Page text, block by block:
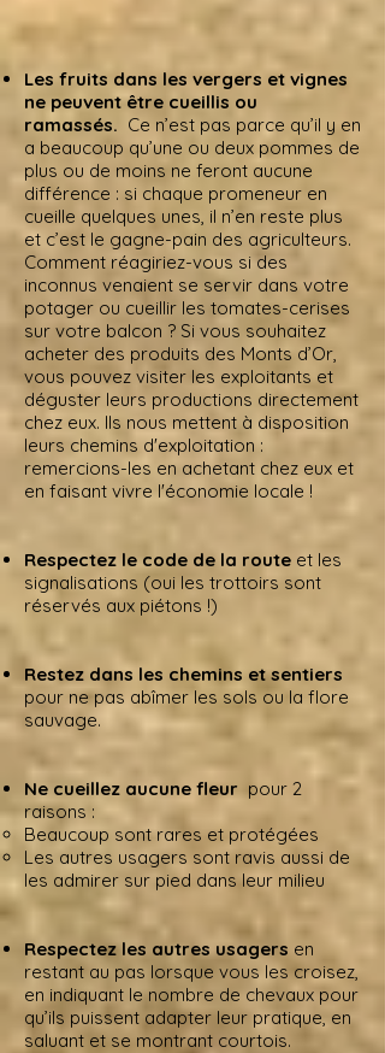
Les fruits dans les vergers et vignes
ne peuvent être cueillis ou
ramassés. Ce n’est pas parce qu’il y en
a beaucoup qu’une ou deux pommes de
plus ou de moins ne feront aucune
différence : si chaque promeneur en
cueille quelques unes, il n’en reste plus
et c’est le gagne-pain des agriculteurs.
Comment réagiriez-vous si des
inconnus venaient se servir dans votre
potager ou cueillir les tomates-cerises
sur votre balcon ? Si vous souhaitez
acheter des produits des Monts d’Or,
vous pouvez visiter les exploitants et
déguster leurs productions directement
chez eux. Ils nous mettent à disposition
leurs chemins d'exploitation :
remercions-les en achetant chez eux et
en faisant vivre l'économie locale !
Respectez le code de la route et les
signalisations (oui les trottoirs sont
réservés aux piétons !)
Restez dans les chemins et sentiers
pour ne pas abîmer les sols ou la flore
sauvage.
Ne cueillez aucune fleur pour 2
raisons :
Beaucoup sont rares et protégées
Les autres usagers sont ravis aussi de
les admirer sur pied dans leur milieu
Respectez les autres usagers en
restant au pas lorsque vous les croisez,
en indiquant le nombre de chevaux pour
qu’ils puissent adapter leur pratique, en
saluant et se montrant courtois.